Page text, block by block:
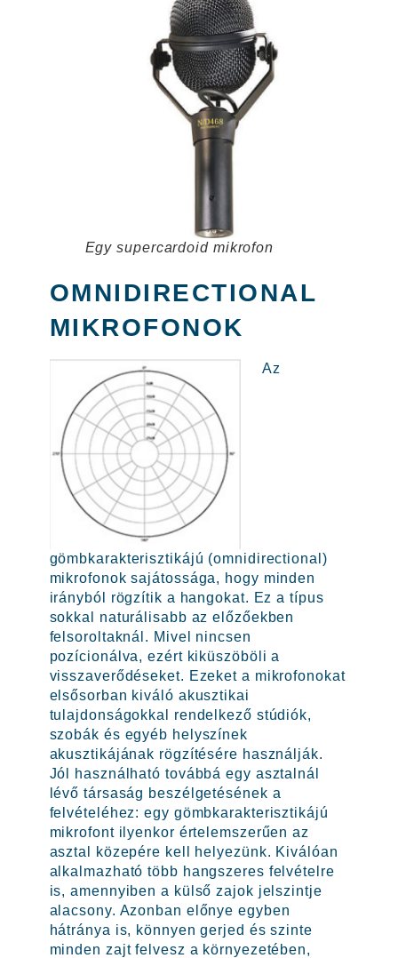
Egy supercardoid mikrofon
OMNIDIRECTIONAL
MIKROFONOK
Az
gömbkarakterisztikájú (omnidirectional)
mikrofonok sajátossága, hogy minden
irányból rögzítik a hangokat. Ez a típus
sokkal naturálisabb az előzőekben
felsoroltaknál. Mivel nincsen
pozícionálva, ezért kiküszöböli a
visszaverődéseket. Ezeket a mikrofonokat
elsősorban kiváló akusztikai
tulajdonságokkal rendelkező stúdiók,
szobák és egyéb helyszínek
akusztikájának rögzítésére használják.
Jól használható továbbá egy asztalnál
lévő társaság beszélgetésének a
felvételéhez: egy gömbkarakterisztikájú
mikrofont ilyenkor értelemszerűen az
asztal közepére kell helyezünk. Kiválóan
alkalmazható több hangszeres felvételre
is, amennyiben a külső zajok jelszintje
alacsony. Azonban előnye egyben
hátránya is, könnyen gerjed és szinte
minden zajt felvesz a környezetében,